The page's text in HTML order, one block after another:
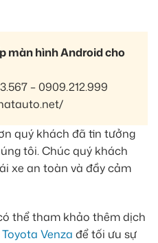
màn hình Android cho
– 0909.212.999
quý khách đã tin tưởng
tôi. Chúc quý khách
xe an toàn và đầy cảm
thể tham khảo thêm dịch
Venza để tối ưu sự